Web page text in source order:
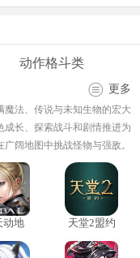
动作格斗类
更多
魔法、传说与未知生物的宏大
长、探索战斗和剧情推进为
阔地图中挑战怪物与强敌。
明，还有伙伴养成和多人协
秘密。
动地
天堂2盟约